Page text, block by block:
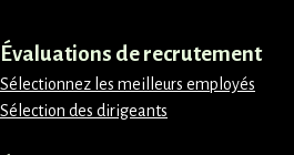
Évaluations de recrutement
Sélectionnez les meilleurs employés
Sélection des dirigeants